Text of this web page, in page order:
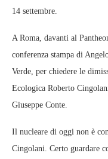
14 settembre.
A Roma, davanti al
conferenza stampa di
Verde, per chiedere le
Ecologica Roberto
Giuseppe Conte.
Il nucleare di oggi non è
Cingolani. Certo guardare